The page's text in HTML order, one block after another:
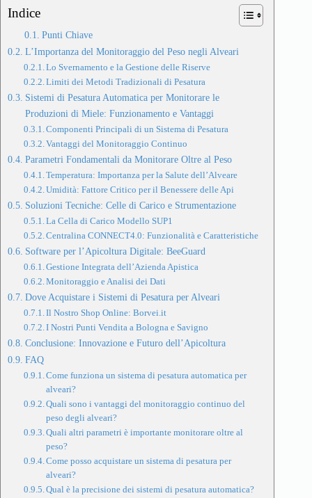
Indice
Punti Chiave
L’Importanza del Monitoraggio del Peso negli Alveari
Lo Svernamento e la Gestione delle Riserve
Limiti dei Metodi Tradizionali di Pesatura
Sistemi di Pesatura Automatica per Monitorare le
Produzioni di Miele: Funzionamento e Vantaggi
Componenti Principali di un Sistema di Pesatura
Vantaggi del Monitoraggio Continuo
Parametri Fondamentali da Monitorare Oltre al Peso
Temperatura: Importanza per la Salute dell’Alveare
Umidità: Fattore Critico per il Benessere delle Api
Soluzioni Tecniche: Celle di Carico e Strumentazione
La Cella di Carico Modello SUP1
Centralina CONNECT4.0: Funzionalità e Caratteristiche
Software per l’Apicoltura Digitale: BeeGuard
Gestione Integrata dell’Azienda Apistica
Monitoraggio e Analisi dei Dati
Dove Acquistare i Sistemi di Pesatura per Alveari
Il Nostro Shop Online: Borvei.it
I Nostri Punti Vendita a Bologna e Savigno
Conclusione: Innovazione e Futuro dell’Apicoltura
FAQ
Come funziona un sistema di pesatura automatica per
alveari?
Quali sono i vantaggi del monitoraggio continuo del
peso degli alveari?
Quali altri parametri è importante monitorare oltre al
peso?
Come posso acquistare un sistema di pesatura per
alveari?
Qual è la precisione dei sistemi di pesatura automatica?